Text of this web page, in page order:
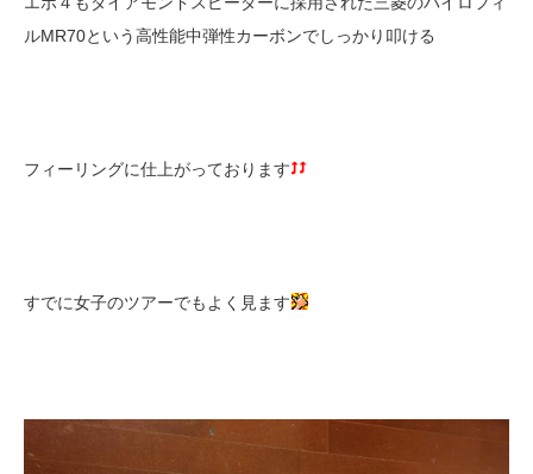
ルMR70という高性能中弾性カーボンでしっかり叩ける
フィーリングに仕上がっております
すでに女子のツアーでもよく見ます